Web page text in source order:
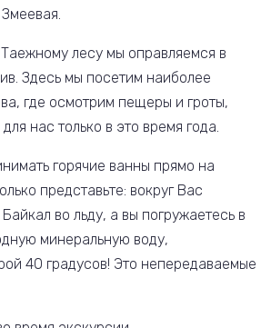
лесу мы оправляемся в
Здесь мы посетим наиболее
где осмотрим пещеры и гроты,
нас только в это время года.
горячие ванны прямо на
представьте: вокруг Вас
во льду, а вы погружаетесь в
минеральную воду,
40 градусов! Это непередаваемые